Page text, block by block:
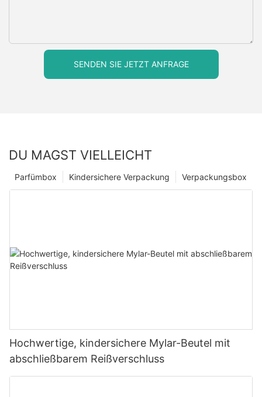
SENDEN SIE JETZT ANFRAGE
DU MAGST VIELLEICHT
Verpackungsbox
Kindersichere Verpackung
Parfümbox
Hochwertige, kindersichere Mylar-Beutel mit
abschließbarem Reißverschluss